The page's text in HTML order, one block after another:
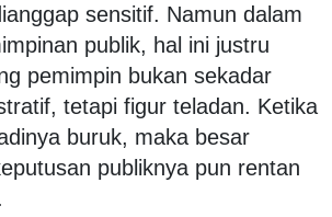
sensitif. Namun dalam
publik, hal ini justru
pemimpin bukan sekadar
tetapi figur teladan. Ketika
buruk, maka besar
publiknya pun rentan